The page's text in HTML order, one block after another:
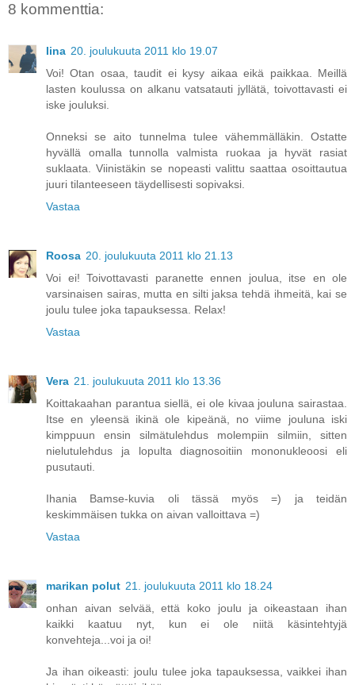
8 kommenttia:
Iina 20. joulukuuta 2011 klo 19.07
Voi! Otan osaa, taudit ei kysy aikaa eikä paikkaa. Meillä
lasten koulussa on alkanu vatsatauti jyllätä, toivottavasti ei
iske jouluksi.
Onneksi se aito tunnelma tulee vähemmälläkin. Ostatte
hyvällä omalla tunnolla valmista ruokaa ja hyvät rasiat
suklaata. Viinistäkin se nopeasti valittu saattaa osoittautua
juuri tilanteeseen täydellisesti sopivaksi.
Vastaa
Roosa 20. joulukuuta 2011 klo 21.13
Voi ei! Toivottavasti paranette ennen joulua, itse en ole
varsinaisen sairas, mutta en silti jaksa tehdä ihmeitä, kai se
joulu tulee joka tapauksessa. Relax!
Vastaa
Vera 21. joulukuuta 2011 klo 13.36
Koittakaahan parantua siellä, ei ole kivaa jouluna sairastaa.
Itse en yleensä ikinä ole kipeänä, no viime jouluna iski
kimppuun ensin silmätulehdus molempiin silmiin, sitten
nielutulehdus ja lopulta diagnosoitiin mononukleoosi eli
pusutauti.
Ihania Bamse-kuvia oli tässä myös =) ja teidän
keskimmäisen tukka on aivan valloittava =)
Vastaa
marikan polut 21. joulukuuta 2011 klo 18.24
onhan aivan selvää, että koko joulu ja oikeastaan ihan
kaikki kaatuu nyt, kun ei ole niitä käsintehtyjä
konvehteja...voi ja oi!
Ja ihan oikeasti: joulu tulee joka tapauksessa, vaikkei ihan